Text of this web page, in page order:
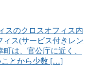
スのクロスオフィス内
ス(サービス付きレン
は、官公庁に近く、
ことから少数 […]